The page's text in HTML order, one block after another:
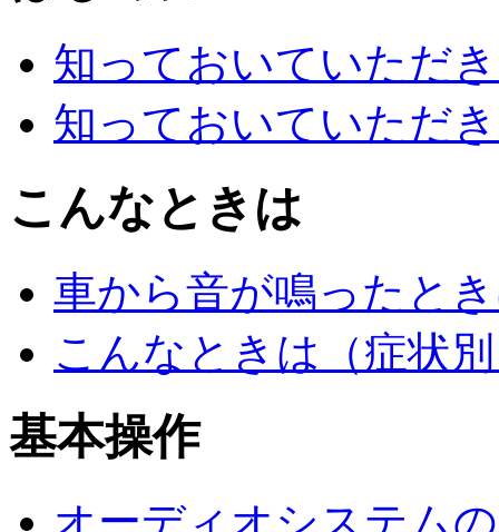
知っておいていただ
知っておいていただ
こんなときは
車から音が鳴ったと
こんなときは（症状
基本操作
オーディオシステム